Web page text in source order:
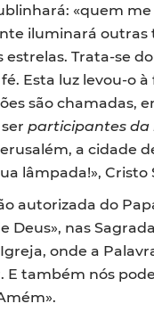
«quem
iluminará
estrelas. Trata-se
Esta luz levou-o
são chamadas,
participantes da
a cidade
lâmpada!», Cristo
autorizada do
Deus», nas
onde a
E também nós